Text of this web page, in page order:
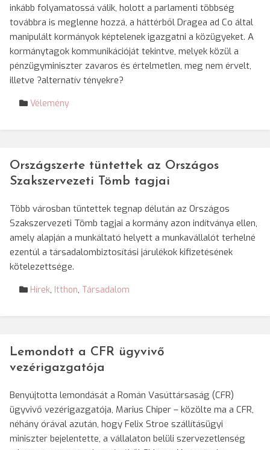
inkább folyamatossá válik, holott a parlamenti többség
továbbra is meglenne hozzá, a háttérből Dragea ad Co által
manipulált kormányok képtelenek igazgatni a közügyeket. A
kormánytagok kommunikációját tekintve, melyek közül a
pénzügyminiszter zavaros és értelmetlen, meg nem érvelt,
illetve ?alternatív tényekre?
Vélemény
Országszerte tüntettek az Országos
Szakszervezeti Tömb tagjai
Több városban tüntettek tegnap délután az Országos
Szakszervezeti Tömb tagjai a kormány azon indítványa ellen,
amely alapján a munkáltató helyett a munkavállalót terhelné
ezentúl a társadalombiztosítási járulékok kifizetésének
kötelezettsége.
Hírek, Itthon, Társadalom
Lemondott a CFR ügyvivő
vezérigazgatója
Benyújtotta lemondását a Román Vasúttársaság (CFR)
ügyvivő vezérigazgatója, Marius Chiper – közölte ma a CFR,
néhány órával azután, hogy Felix Stroe szállításügyi
miniszter bejelentette, a vállalaton belüli szervezetlenség